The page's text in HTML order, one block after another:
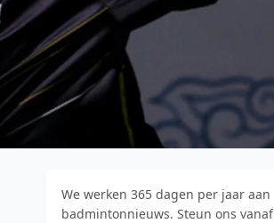
We werken 365 dagen per jaar aan
badmintonnieuws. Steun ons vanaf